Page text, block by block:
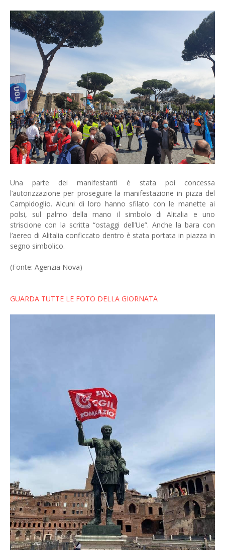
Una parte dei manifestanti è stata poi concessa
l’autorizzazione per proseguire la manifestazione in pizza del
Campidoglio. Alcuni di loro hanno sfilato con le manette ai
polsi, sul palmo della mano il simbolo di Alitalia e uno
striscione con la scritta “ostaggi dell’Ue”. Anche la bara con
l’aereo di Alitalia conficcato dentro è stata portata in piazza in
segno simbolico.
(Fonte: Agenzia Nova)
GUARDA TUTTE LE FOTO DELLA GIORNATA